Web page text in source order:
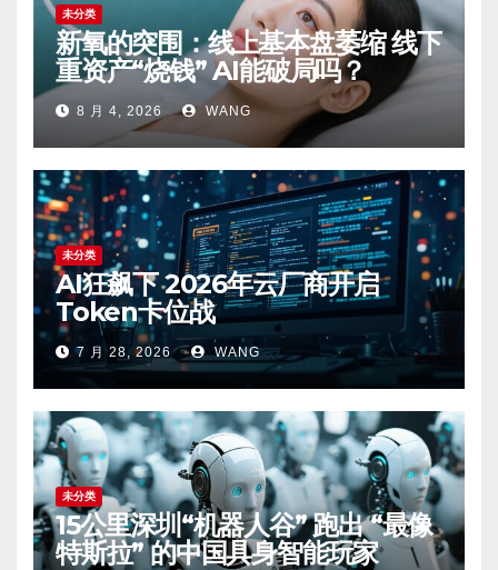
未分类
新氧的突围：线上基本盘萎缩 线下
重资产“烧钱” AI能破局吗？
8 月 4, 2026 WANG
未分类
AI狂飙下 2026年云厂商开启
Token卡位战
7 月 28, 2026 WANG
未分类
15公里深圳“机器人谷” 跑出 “最像
特斯拉” 的中国具身智能玩家